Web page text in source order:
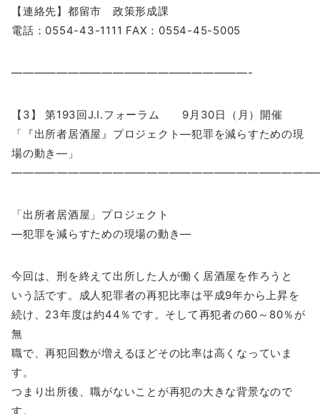
【連絡先】都留市 政策形成課
電話：0554-43-1111 FAX：0554-45-5005
—————————————————————-
【3】 第193回J.I.フォーラム 9月30日（月）開催
「『出所者居酒屋』プロジェクト―犯罪を減らすための現
場の動き―」
「出所者居酒屋」プロジェクト
―犯罪を減らすための現場の動き―
今回は、刑を終えて出所した人が働く居酒屋を作ろうと
いう話です。成人犯罪者の再犯比率は平成9年から上昇を
続け、23年度は約44％です。そして再犯者の60～80％が
無
職で、再犯回数が増えるほどその比率は高くなっていま
す。
つまり出所後、職がないことが再犯の大きな背景なので
す。